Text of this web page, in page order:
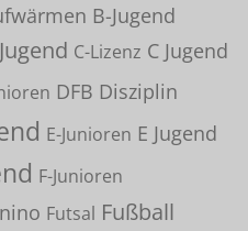
B-Jugend
C-Lizenz C Jugend
DFB Disziplin
E-Junioren E Jugend
F-Junioren
Futsal Fußball